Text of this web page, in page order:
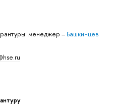
менеджер – Башкинцев